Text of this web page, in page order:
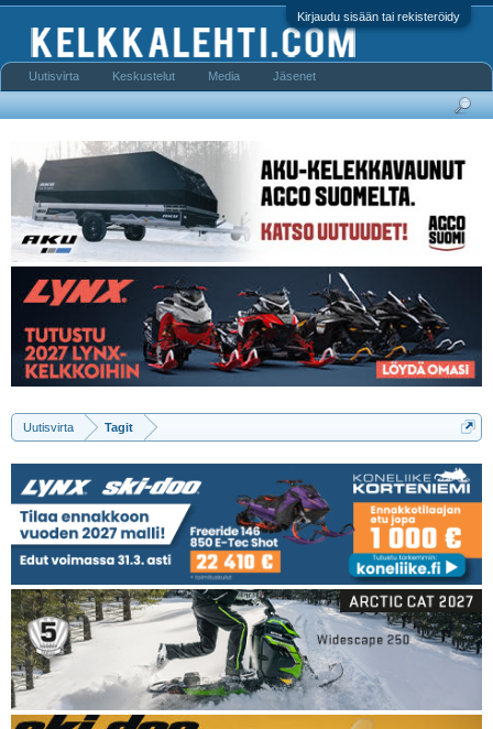
Kirjaudu sisään tai rekisteröidy
Uutisvirta Tagit
Uutisvirta Keskustelut Media Jäsenet